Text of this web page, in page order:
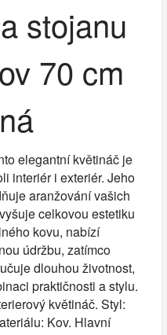
stojanu
70 cm
elegantní květináč je
interiér i exteriér. Jeho
aranžování vašich
celkovou estetiku
kovu, nabízí
údržbu, zatímco
dlouhou životnost,
praktičnosti a stylu.
květináč. Styl:
Kov. Hlavní